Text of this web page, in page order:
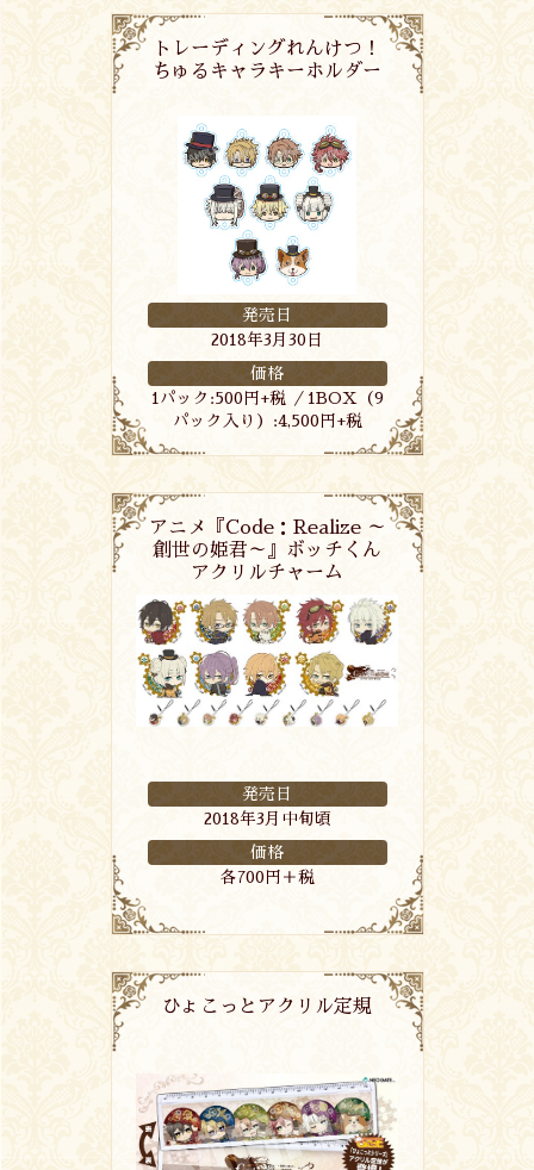
トレーディングれんけつ！
ちゅるキャラキーホルダー
発売日
2018年3月30日
価格
1パック:500円+税 ／1BOX（9
パック入り）:4,500円+税
アニメ『Code：Realize ～
創世の姫君～』ボッチくん
アクリルチャーム
発売日
2018年3月中旬頃
価格
各700円＋税
ひょこっとアクリル定規